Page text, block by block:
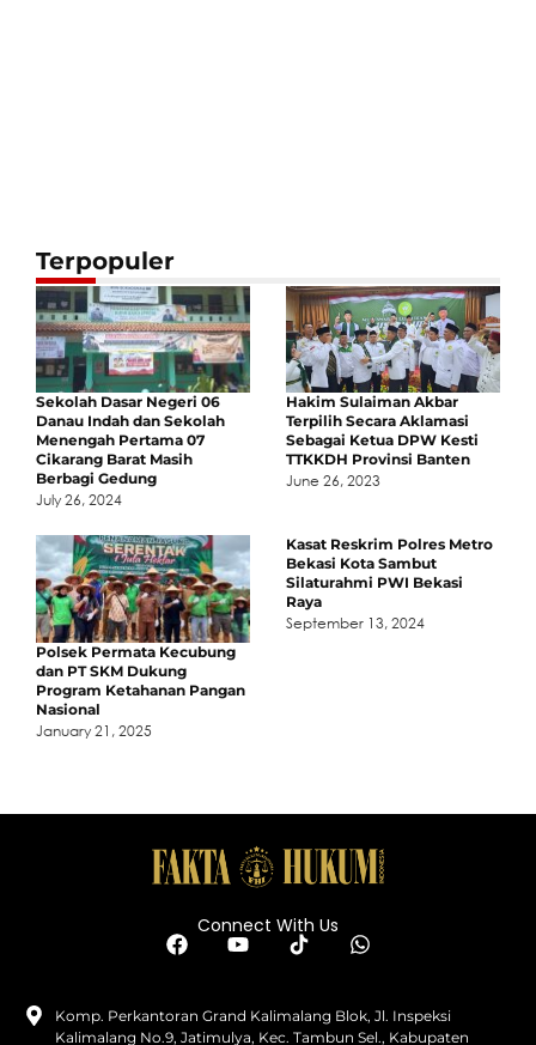
Terpopuler
Sekolah Dasar Negeri 06
Danau Indah dan Sekolah
Menengah Pertama 07
Cikarang Barat Masih
Berbagi Gedung
July 26, 2024
Hakim Sulaiman Akbar
Terpilih Secara Aklamasi
Sebagai Ketua DPW Kesti
TTKKDH Provinsi Banten
June 26, 2023
Polsek Permata Kecubung
dan PT SKM Dukung
Program Ketahanan Pangan
Nasional
January 21, 2025
Kasat Reskrim Polres Metro
Bekasi Kota Sambut
Silaturahmi PWI Bekasi
Raya
September 13, 2024
Connect With Us
Komp. Perkantoran Grand Kalimalang Blok, Jl. Inspeksi
Kalimalang No.9, Jatimulya, Kec. Tambun Sel., Kabupaten